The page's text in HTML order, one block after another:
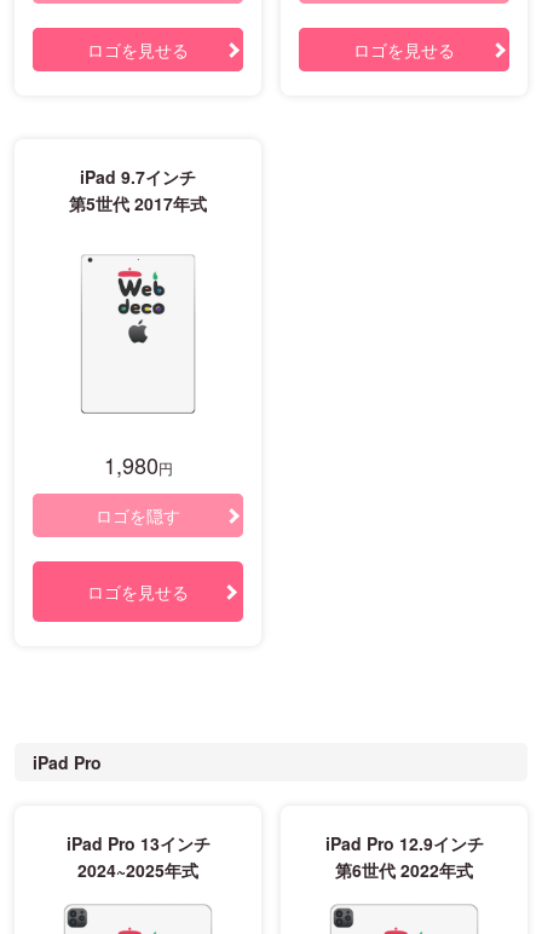
ロゴを見せる ロゴを見せる
iPad 9.7インチ
第5世代 2017年式
1,980円
ロゴを隠す
ロゴを見せる
iPad Pro
iPad Pro 13インチ
2024~2025年式
iPad Pro 12.9インチ
第6世代 2022年式